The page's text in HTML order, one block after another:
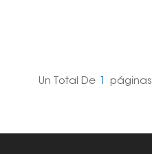
Un Total De Páginas